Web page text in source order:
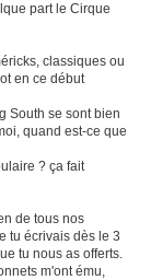
part le Cirque
classiques ou
en ce début
South se sont bien
quand est-ce que
? ça fait
de tous nos
tu écrivais dès le 3
tu nous as offerts.
m'ont ému,